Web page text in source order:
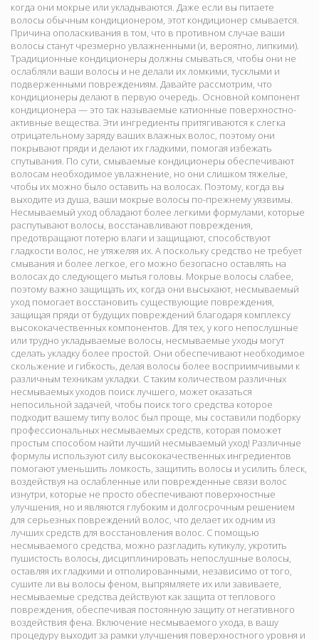
когда они мокрые или укладываются. Даже если вы питаете
волосы обычным кондиционером, этот кондиционер смывается.
Причина ополаскивания в том, что в противном случае ваши
волосы станут чрезмерно увлажненными (и, вероятно, липкими).
Традиционные кондиционеры должны смываться, чтобы они не
ослабляли ваши волосы и не делали их ломкими, тусклыми и
подверженными повреждениям. Давайте рассмотрим, что
кондиционеры делают в первую очередь. Основной компонент
кондиционера — это так называемые катионные поверхностно-
активные вещества. Эти ингредиенты притягиваются к слегка
отрицательному заряду ваших влажных волос, поэтому они
покрывают пряди и делают их гладкими, помогая избежать
спутывания. По сути, смываемые кондиционеры обеспечивают
волосам необходимое увлажнение, но они слишком тяжелые,
чтобы их можно было оставить на волосах. Поэтому, когда вы
выходите из душа, ваши мокрые волосы по-прежнему уязвимы.
Несмываемый уход обладают более легкими формулами, которые
распутывают волосы, восстанавливают повреждения,
предотвращают потерю влаги и защищают, способствуют
гладкости волос, не утяжеляя их. А поскольку средство не требует
смывания и более легкое, его можно безопасно оставлять на
волосах до следующего мытья головы. Мокрые волосы слабее,
поэтому важно защищать их, когда они высыхают, несмываемый
уход помогает восстановить существующие повреждения,
защищая пряди от будущих повреждений благодаря комплексу
высококачественных компонентов. Для тех, у кого непослушные
или трудно укладываемые волосы, несмываемые уходы могут
сделать укладку более простой. Они обеспечивают необходимое
скольжение и гибкость, делая волосы более восприимчивыми к
различным техникам укладки. С таким количеством различных
несмываемых уходов поиск лучшего, может оказаться
непосильной задачей, чтобы поиск того средства которое
подходит вашему типу волос был проще, мы составили подборку
профессиональных несмываемых средств, которая поможет
простым способом найти лучший несмываемый уход! Различные
формулы используют силу высококачественных ингредиентов
помогают уменьшить ломкость, защитить волосы и усилить блеск,
воздействуя на ослабленные или поврежденные связи волос
изнутри, которые не просто обеспечивают поверхностные
улучшения, но и являются глубоким и долгосрочным решением
для серьезных повреждений волос, что делает их одним из
лучших средств для восстановления волос. С помощью
несмываемого средства, можно разгладить кутикулу, укротить
пушистость волосы, дисциплинировать непослушные волосы,
оставляя их гладкими и отполированными, независимо от того,
сушите ли вы волосы феном, выпрямляете их или завиваете,
несмываемые средства действуют как защита от теплового
повреждения, обеспечивая постоянную защиту от негативного
воздействия фена. Включение несмываемого ухода, в вашу
процедуру выходит за рамки улучшения поверхностного уровня и